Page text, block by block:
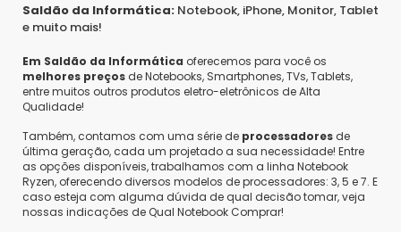
Saldão da Informática: Notebook, iPhone, Monitor, Tablet
e muito mais!
Em Saldão da Informática oferecemos para você os
melhores preços de Notebooks, Smartphones, TVs, Tablets,
entre muitos outros produtos eletro-eletrônicos de Alta
Qualidade!
Também, contamos com uma série de processadores de
última geração, cada um projetado a sua necessidade! Entre
as opções disponíveis, trabalhamos com a linha Notebook
Ryzen, oferecendo diversos modelos de processadores: 3, 5 e 7. E
caso esteja com alguma dúvida de qual decisão tomar, veja
nossas indicações de Qual Notebook Comprar!